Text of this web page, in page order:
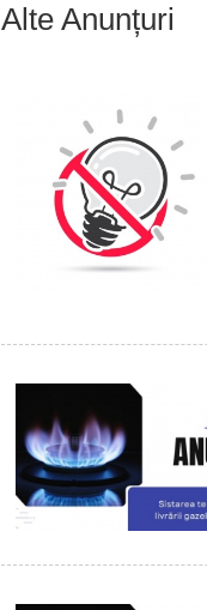
Alte Anunțuri